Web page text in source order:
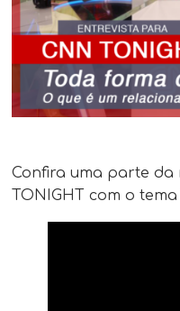
Confira uma parte
TONIGHT com o tema